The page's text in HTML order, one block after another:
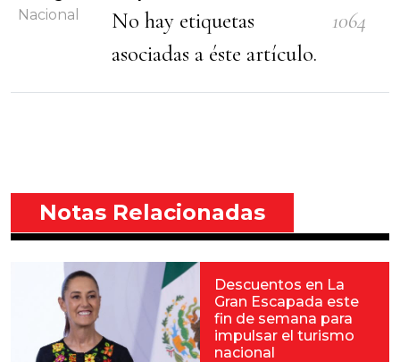
Nacional
No hay etiquetas
asociadas a éste artículo.
1064
Notas Relacionadas
Descuentos en La
Gran Escapada este
fin de semana para
impulsar el turismo
nacional